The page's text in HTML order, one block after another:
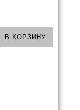
В КОРЗИНУ